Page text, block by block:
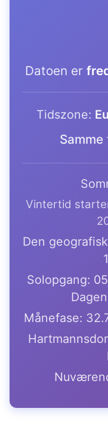
Datoen er
Tidszone:
Vintertid
Den
Solopgang:
Månefase: